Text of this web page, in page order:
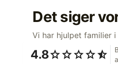
Det siger
Vi har hjulpet familier i
4.8starstarstarstarstar_half